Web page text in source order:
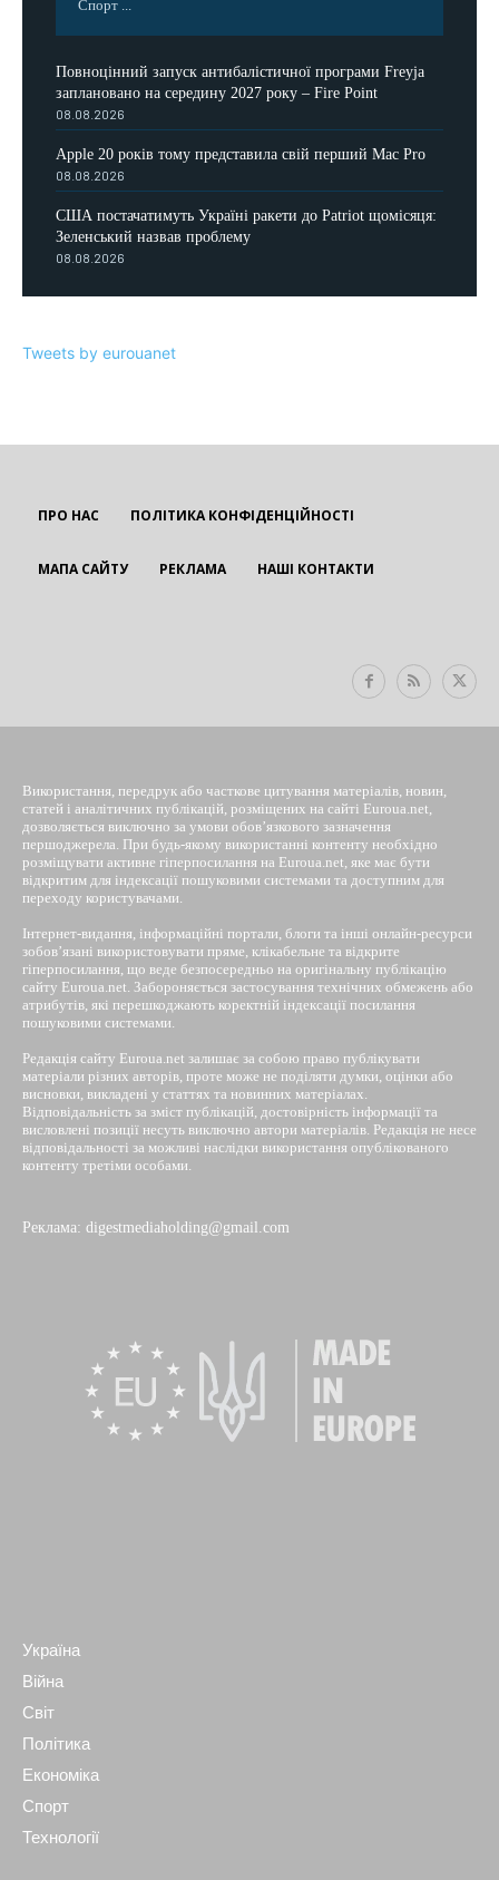
Спорт ...
Повноцінний запуск антибалістичної програми Freyja
заплановано на середину 2027 року – Fire Point
08.08.2026
Apple 20 років тому представила свій перший Mac Pro
08.08.2026
США постачатимуть Україні ракети до Patriot щомісяця:
Зеленський назвав проблему
08.08.2026
Tweets by eurouanet
ПРО НАС ПОЛІТИКА КОНФІДЕНЦІЙНОСТІ
МАПА САЙТУ РЕКЛАМА НАШІ КОНТАКТИ
Використання, передрук або часткове цитування матеріалів, новин,
статей і аналітичних публікацій, розміщених на сайті Euroua.net,
дозволяється виключно за умови обов’язкового зазначення
першоджерела. При будь-якому використанні контенту необхідно
розміщувати активне гіперпосилання на Euroua.net, яке має бути
відкритим для індексації пошуковими системами та доступним для
переходу користувачами.
Інтернет-видання, інформаційні портали, блоги та інші онлайн-ресурси
зобов’язані використовувати пряме, клікабельне та відкрите
гіперпосилання, що веде безпосередньо на оригінальну публікацію
сайту Euroua.net. Забороняється застосування технічних обмежень або
атрибутів, які перешкоджають коректній індексації посилання
пошуковими системами.
Редакція сайту Euroua.net залишає за собою право публікувати
матеріали різних авторів, проте може не поділяти думки, оцінки або
висновки, викладені у статтях та новинних матеріалах.
Відповідальність за зміст публікацій, достовірність інформації та
висловлені позиції несуть виключно автори матеріалів. Редакція не несе
відповідальності за можливі наслідки використання опублікованого
контенту третіми особами.
Реклама: digestmediaholding@gmail.com
Україна
Війна
Світ
Політика
Економіка
Спорт
Технології